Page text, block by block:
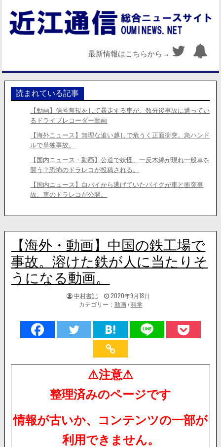
最新情報はこちらから→
読まれている記事
【動画】信号無視をして暴走する車が、数分後事故に遭ってい
るドライブレコーダー動画
【海外ニュース】無理な追い越しで危うく正面衝突。急ハンド
ルで単独事故。
【国内ニュース・動画】公道で妖怪、一反木綿が現れ一般車を
襲う？恐怖のドラレコが投稿される。
【国内ニュース】白バイから逃げていたバイクが車と衝突事
故。車のドラレコが公開。
【海外・動画】中国の鉄工場で
事故。溶けた鉄が人に当たりそ
うになる動画。
著
者:
中村書記
掲
載
2020年9月18日
カテゴリー： 動画/科学
⚠注意⚠
整理済みのページです
情報が古いか、コンテンツの一部が
利用できません。